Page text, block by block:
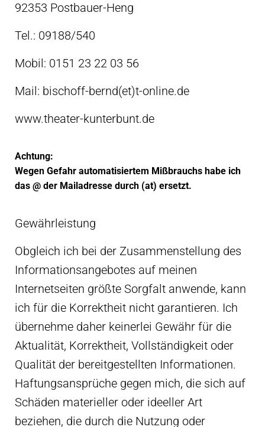
92353 Postbauer-Heng
Tel.: 09188/540
Mobil: 0151 23 22 03 56
Mail: bischoff-bernd(et)t-online.de
www.theater-kunterbunt.de
Achtung:
Wegen Gefahr automatisiertem Mißbrauchs habe ich
das @ der Mailadresse durch (at) ersetzt.
Gewährleistung
Obgleich ich bei der Zusammenstellung des
Informationsangebotes auf meinen
Internetseiten größte Sorgfalt anwende, kann
ich für die Korrektheit nicht garantieren. Ich
übernehme daher keinerlei Gewähr für die
Aktualität, Korrektheit, Vollständigkeit oder
Qualität der bereitgestellten Informationen.
Haftungsansprüche gegen mich, die sich auf
Schäden materieller oder ideeller Art
beziehen, die durch die Nutzung oder